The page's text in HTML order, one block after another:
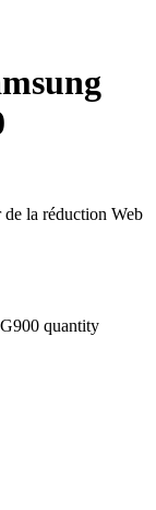
la réduction Web
quantity